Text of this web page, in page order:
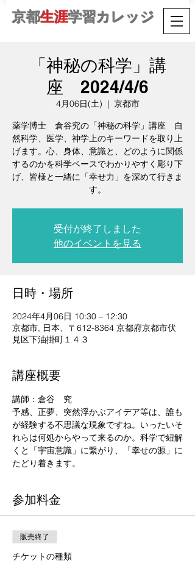
京都生涯学習カレッジ
「神秘の科学」講
座 2024/4/6
4月06日(土)
  |
京都市
薬学博士 倉谷究の「神秘の科学」講座 自
然科学、医学、神学上のキーワードを取り上
げます。心、身体、意識と、どのように関係
するのかを科学ベースでわかりやすく彫り下
げ、皆様と一緒に「幸せ力」を深めて行きま
す。
受付が終了しました
他のイベントを見る
日時・場所
2024年4月06日 10:30 – 12:30
京都市, 日本、〒612-8364 京都府京都市伏
見区下油掛町１４３
講座概要
講師：倉谷　究
予感、正夢、突然浮かぶアイデア等は、誰も
が経験する不思議な現象ですね。いったいそ
れらは何処からやって来るのか。科学で紐解
くと「宇宙意識」に繋がり、「幸せの源」に
たどり着きます。
参加料金
販売終了
チケットの種類